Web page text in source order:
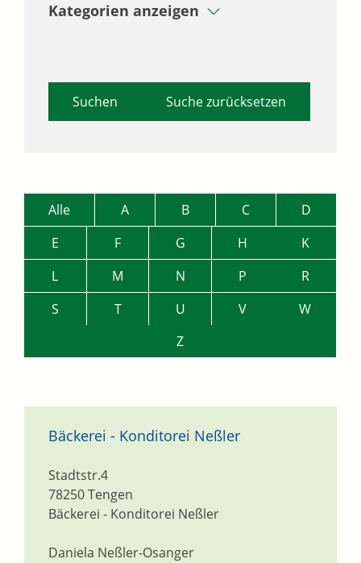
Kategorien anzeigen
Suche zurücksetzen
Alle A B C
D
E
F G H
K
L
M N P
R
S
T U V
W
Z
Bäckerei - Konditorei Neßler
Bäckerei - Konditorei Neßler
Stadtstr.4
78250Tengen
Daniela Neßler-Osanger